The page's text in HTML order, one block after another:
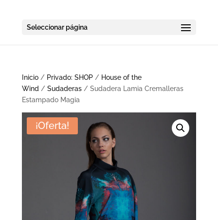
Seleccionar página
Inicio/ Privado: SHOP/ House of the
Wind / Sudaderas/ Sudadera Lamia Cremalleras
Estampado Magia
¡Oferta!